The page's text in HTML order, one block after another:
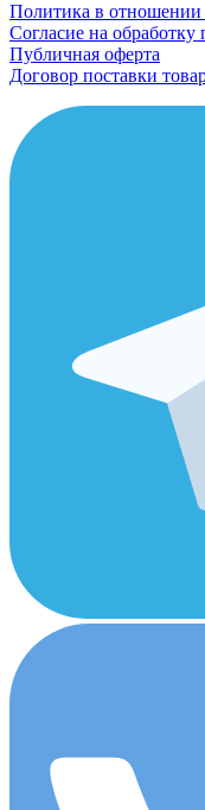
Политика в отношении
Согласие на
Публичная оферта
Договор поставки